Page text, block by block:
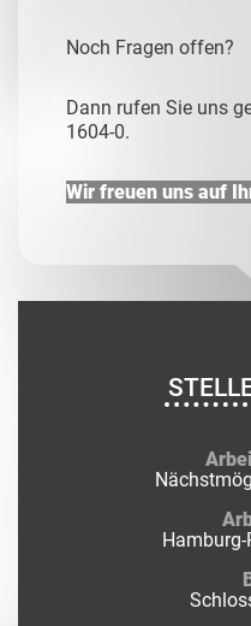
Noch Fragen offen?
Dann rufen Sie uns
1604-0.
Wir freuen uns auf